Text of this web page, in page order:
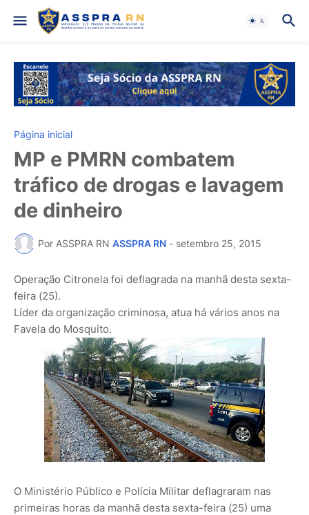
Página inicial
MP e PMRN combatem
tráfico de drogas e lavagem
de dinheiro
Por ASSPRA RN ASSPRA RN - setembro 25, 2015
Operação Citronela foi deflagrada na manhã desta sexta-
feira (25).
Líder da organização criminosa, atua há vários anos na
Favela do Mosquito.
O Ministério Público e Polícia Militar deflagraram nas
primeiras horas da manhã desta sexta-feira (25) uma